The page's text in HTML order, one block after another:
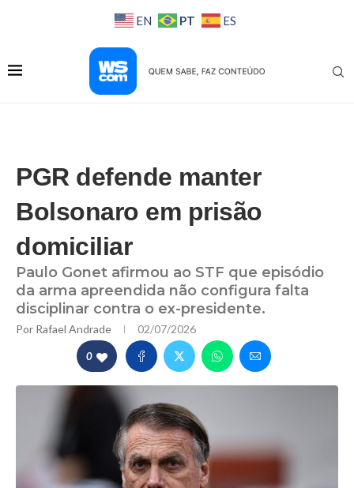
EN PT ES
PGR defende manter
Bolsonaro em prisão
domiciliar
Paulo Gonet afirmou ao STF que episódio
da arma apreendida não configura falta
disciplinar contra o ex-presidente.
Por Rafael Andrade 02/07/2026
0